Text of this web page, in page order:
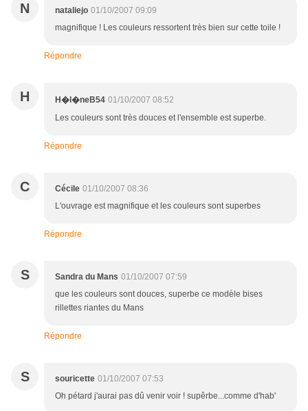
N nataliejo 01/10/2007 09:09
magnifique ! Les couleurs ressortent très bien sur cette toile !
Répondre
H H�l�neB54 01/10/2007 08:52
Les couleurs sont très douces et l'ensemble est superbe.
Répondre
C Cécile 01/10/2007 08:36
L'ouvrage est magnifique et les couleurs sont superbes
Répondre
S Sandra du Mans 01/10/2007 07:59
que les couleurs sont douces, superbe ce modèle bises
rillettes riantes du Mans
Répondre
S souricette 01/10/2007 07:53
Oh pétard j'aurai pas dû venir voir ! supêrbe...comme d'hab'